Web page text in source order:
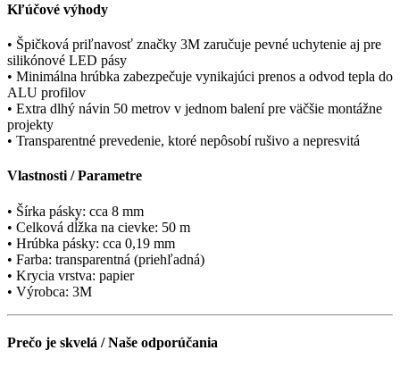
Kľúčové výhody
• Špičková priľnavosť značky 3M zaručuje pevné uchytenie aj pre
silikónové LED pásy
• Minimálna hrúbka zabezpečuje vynikajúci prenos a odvod tepla do
ALU profilov
• Extra dlhý návin 50 metrov v jednom balení pre väčšie montážne
projekty
• Transparentné prevedenie, ktoré nepôsobí rušivo a nepresvitá
Vlastnosti / Parametre
• Šírka pásky: cca 8 mm
• Celková dĺžka na cievke: 50 m
• Hrúbka pásky: cca 0,19 mm
• Farba: transparentná (priehľadná)
• Krycia vrstva: papier
• Výrobca: 3M
Prečo je skvelá / Naše odporúčania